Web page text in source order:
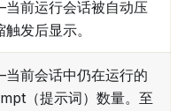
前运行会话被自动压
发后显示。
前会话中仍在运行的
（提示词）数量。至